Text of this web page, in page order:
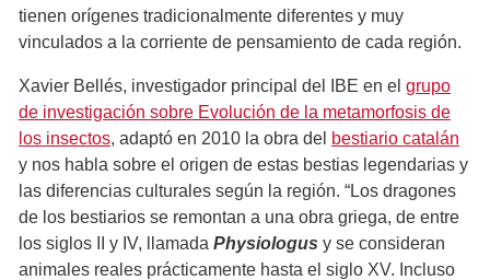
tienen orígenes tradicionalmente diferentes y muy
vinculados a la corriente de pensamiento de cada región.
Xavier Bellés, investigador principal del IBE en el grupo
de investigación sobre Evolución de la metamorfosis de
los insectos, adaptó en 2010 la obra del bestiario catalán
y nos habla sobre el origen de estas bestias legendarias y
las diferencias culturales según la región. “Los dragones
de los bestiarios se remontan a una obra griega, de entre
los siglos II y IV, llamada Physiologus y se consideran
animales reales prácticamente hasta el siglo XV. Incluso